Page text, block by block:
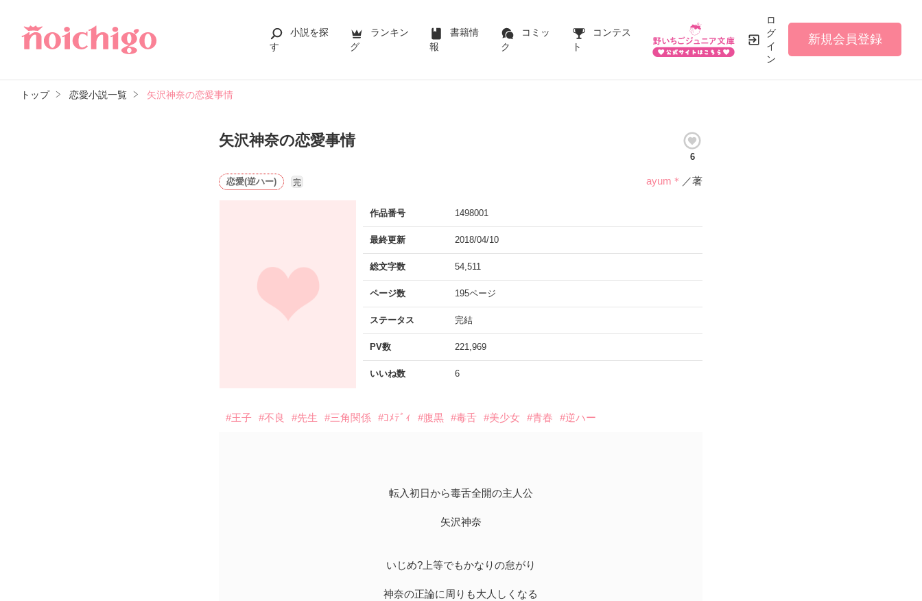
小説を探
す
ランキン
グ
書籍情
報
コミッ
ク
コンテス
ト
ロ
グ
イ
ン
新規会員登録
トップ 恋愛小説一覧 矢沢神奈の恋愛事情
矢沢神奈の恋愛事情
6
恋愛(逆ハー) 完 ayum＊ ／著
作品番号 1498001
最終更新 2018/04/10
総文字数 54,511
ページ数 195ページ
ステータス 完結
PV数 221,969
いいね数 6
#王子 #不良 #先生 #三角関係 #ｺﾒﾃﾞｨ #腹黒 #毒舌 #美少女 #青春 #逆ハー
転入初日から毒舌全開の主人公
矢沢神奈
いじめ?上等でもかなりの怠がり
神奈の正論に周りも大人しくなる